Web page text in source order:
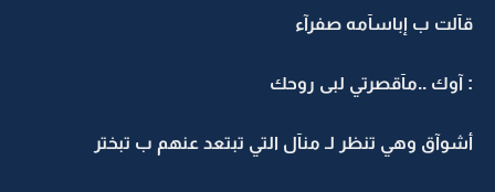
قآلت ب إباسآمه صفرآء
: آوك ..مآقصرتي لبى روحك
أشوآق وهي تنظر لـ منآل التي تبتعد عنهم ب تبختر